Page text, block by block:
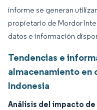
informe se generan
propietario de Mordor
datos e información
Tendencias e
almacenamiento en
Indonesia
Análisis del impacto